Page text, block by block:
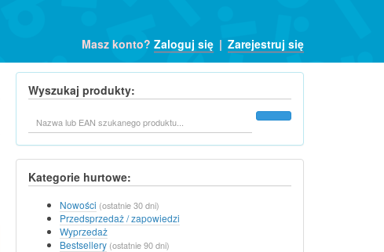
Masz konto? Zaloguj się | Zarejestruj się
Wyszukaj produkty:
Kategorie hurtowe:
Nowości (ostatnie 30 dni)
Przedsprzedaż / zapowiedzi
Wyprzedaż
Bestsellery (ostatnie 90 dni)